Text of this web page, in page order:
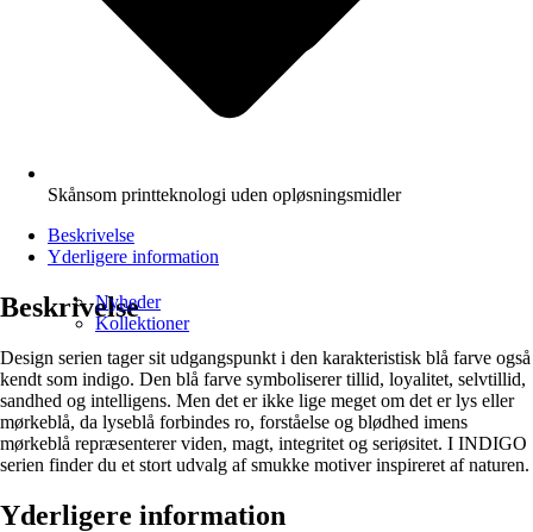
Nyheder
Kollektioner
Skånsom printteknologi uden opløsningsmidler
Beskrivelse
Yderligere information
Beskrivelse
Design serien tager sit udgangspunkt i den karakteristisk blå farve også
kendt som indigo. Den blå farve symboliserer tillid, loyalitet, selvtillid,
sandhed og intelligens. Men det er ikke lige meget om det er lys eller
mørkeblå, da lyseblå forbindes ro, forståelse og blødhed imens
mørkeblå repræsenterer viden, magt, integritet og seriøsitet. I INDIGO
serien finder du et stort udvalg af smukke motiver inspireret af naturen.
Yderligere information